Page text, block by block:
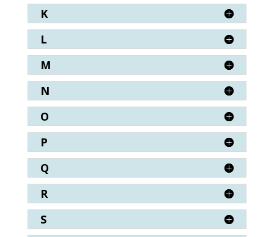
K
L
M
N
O
P
Q
R
S